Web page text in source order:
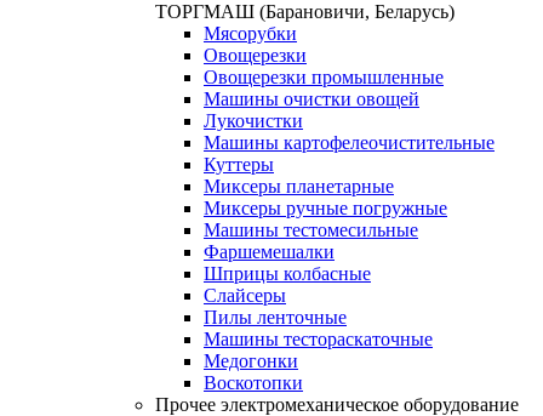
ТОРГМАШ (Барановичи, Беларусь)
Мясорубки
Овощерезки
Овощерезки промышленные
Машины очистки овощей
Лукочистки
Машины картофелеочистительные
Куттеры
Миксеры планетарные
Миксеры ручные погружные
Машины тестомесильные
Фаршемешалки
Шприцы колбасные
Слайсеры
Пилы ленточные
Машины тестораскаточные
Медогонки
Воскотопки
Прочее электромеханическое оборудование